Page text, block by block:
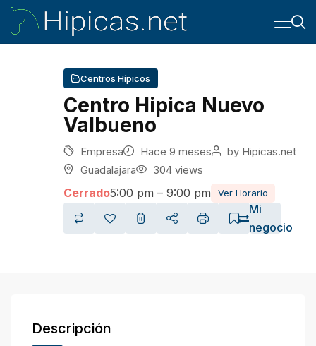
Centros Hípicos
Centro Hipica Nuevo
Valbueno
Empresa Hace 9 meses by Hipicas.net
Guadalajara
304 views
Cerrado5:00 pm – 9:00 pm Ver Horario
Mi
negocio
Descripción